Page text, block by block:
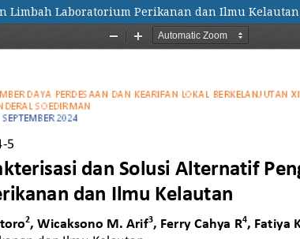
Limbah Laboratorium Perikanan dan Ilmu Kelautan